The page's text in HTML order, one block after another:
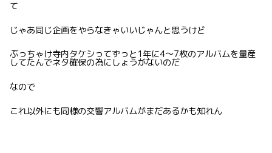
て
じゃあ同じ企画をやらなきゃいいじゃんと思うけど
ぶっちゃけ寺内タケシってずっと1年に4〜7枚のアルバムを量産
してたんでネタ確保の為にしょうがないのだ
なので
これ以外にも同様の交響アルバムがまだあるかも知れん